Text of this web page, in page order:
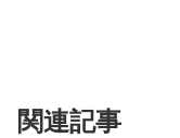
関連記事